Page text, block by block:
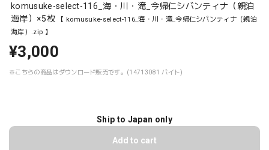
komusuke-select-116_海・川・滝_今帰仁シバンティナ（親泊
海岸）×5枚
【 komusuke-select-116_海・川・滝_今帰仁シバンティナ（親泊
海岸）.zip 】
¥3,000
※こちらの商品はダウンロード販売です。(14713081 バイト)
Ship to Japan only
Add to cart